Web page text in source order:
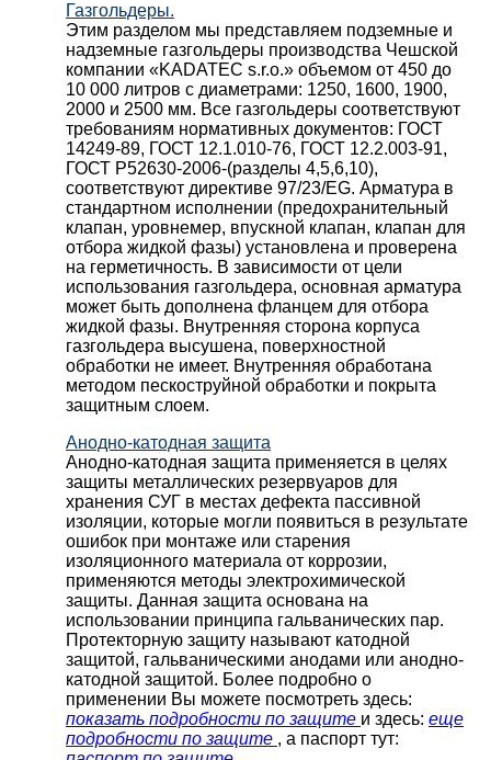
Газгольдеры.
Этим разделом мы представляем подземные и
надземные газгольдеры производства Чешской
компании «KADATEC s.r.o.» объемом от 450 до
10 000 литров с диаметрами: 1250, 1600, 1900,
2000 и 2500 мм. Все газгольдеры соответствуют
требованиям нормативных документов: ГОСТ
14249-89, ГОСТ 12.1.010-76, ГОСТ 12.2.003-91,
ГОСТ Р52630-2006-(разделы 4,5,6,10),
соответствуют директиве 97/23/EG. Арматура в
стандартном исполнении (предохранительный
клапан, уровнемер, впускной клапан, клапан для
отбора жидкой фазы) установлена и проверена
на герметичность. В зависимости от цели
использования газгольдера, основная арматура
может быть дополнена фланцем для отбора
жидкой фазы. Внутренняя сторона корпуса
газгольдера высушена, поверхностной
обработки не имеет. Внутренняя обработана
методом пескоструйной обработки и покрыта
защитным слоем.
Анодно-катодная защита
Анодно-катодная защита применяется в целях
защиты металлических резервуаров для
хранения СУГ в местах дефекта пассивной
изоляции, которые могли появиться в результате
ошибок при монтаже или старения
изоляционного материала от коррозии,
применяются методы электрохимической
защиты. Данная защита основана на
использовании принципа гальванических пар.
Протекторную защиту называют катодной
защитой, гальваническими анодами или анодно-
катодной защитой. Более подробно о
применении Вы можете посмотреть здесь:
показать подробности по защите и здесь: еще
подробности по защите , а паспорт тут: